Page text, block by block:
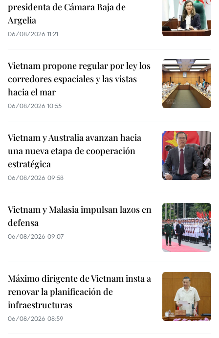
presidenta de Cámara Baja de
Argelia
06/08/2026 11:21
Vietnam propone regular por ley los
corredores espaciales y las vistas
hacia el mar
06/08/2026 10:55
Vietnam y Australia avanzan hacia
una nueva etapa de cooperación
estratégica
06/08/2026 09:58
Vietnam y Malasia impulsan lazos en
defensa
06/08/2026 09:07
Máximo dirigente de Vietnam insta a
renovar la planificación de
infraestructuras
06/08/2026 08:59